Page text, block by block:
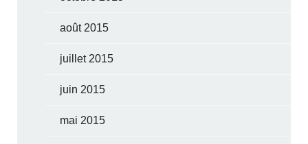
août 2015
juillet 2015
juin 2015
mai 2015